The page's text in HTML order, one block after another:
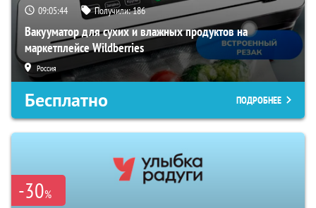
09:05:43 Получили:186
Вакууматор для сухих и влажных продуктов на
маркетплейсе Wildberries
Россия
Бесплатно ПОДРОБНЕЕ
-30%